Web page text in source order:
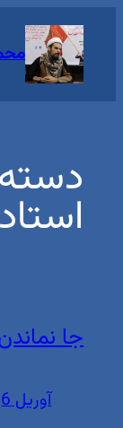
محتوا
جا
آوریل 6, 2023